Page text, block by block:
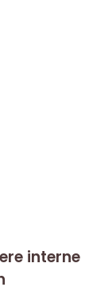
interne